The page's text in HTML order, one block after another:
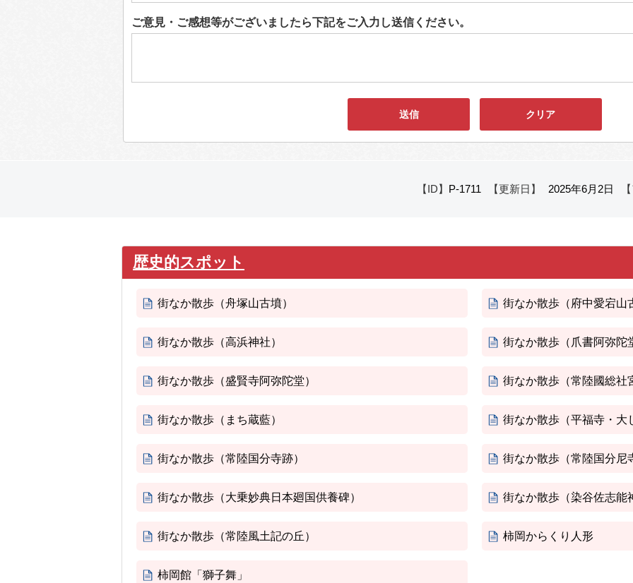
ご意見・ご感想等がございましたら下記をご入力し送信ください。
【ID】 P-1711 【更新日】 2025年6月2日
歴史的スポット
街なか散歩（舟塚山古墳） 街なか散歩（府中愛宕山
街なか散歩（高浜神社） 街なか散歩（爪書阿弥陀
街なか散歩（盛賢寺阿弥陀堂） 街なか散歩（常陸國総社
街なか散歩（まち蔵藍） 街なか散歩（平福寺・大
街なか散歩（常陸国分寺跡） 街なか散歩（常陸国分尼
街なか散歩（大乗妙典日本廻国供養碑） 街なか散歩（染谷佐志能
街なか散歩（常陸風土記の丘） 柿岡からくり人形
柿岡館「獅子舞」